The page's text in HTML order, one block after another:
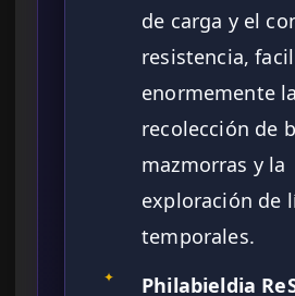
de carga y el
resistencia,
enormemente la
recolección de
mazmorras y la
exploración de
temporales.
✦
Philabieldia